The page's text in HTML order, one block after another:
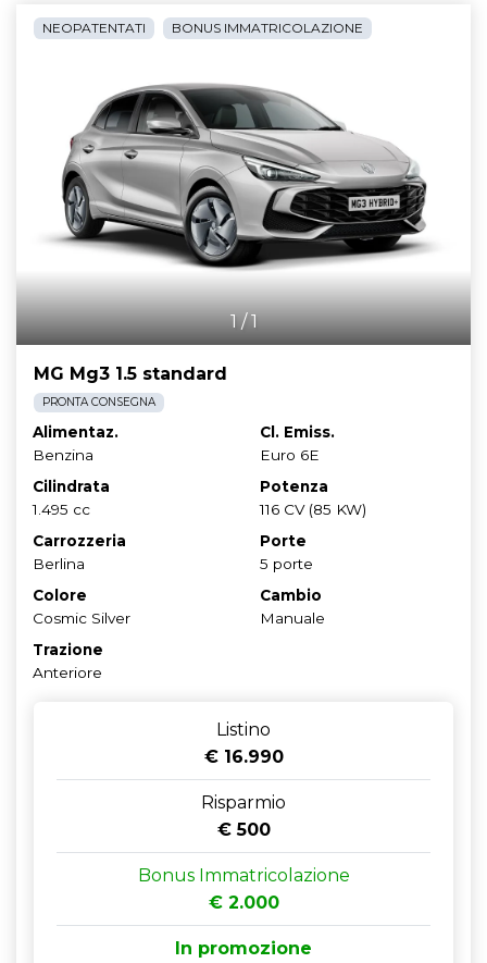
1/1
NEOPATENTATI BONUS IMMATRICOLAZIONE
MG Mg3 1.5 standard
PRONTA CONSEGNA
Alimentaz.
Benzina
Cl. Emiss.
Euro 6E
Cilindrata
1.495 cc
Potenza
116 CV (85 KW)
Carrozzeria
Berlina
Porte
5 porte
Colore
Cosmic Silver
Cambio
Manuale
Trazione
Anteriore
Listino
€ 16.990
Risparmio
€ 500
Bonus Immatricolazione
€ 2.000
In promozione